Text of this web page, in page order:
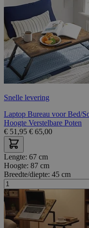
Snelle levering
Laptop Bureau voor Bed/
Hoogte Verstelbare Poten
€ 51,95 € 65,00
Lengte: 67 cm
Hoogte: 87 cm
Breedte/diepte: 45 cm